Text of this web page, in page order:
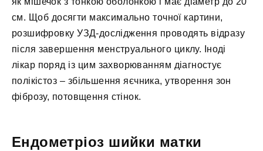
см. Щоб досягти максимально точної картини,
розшифровку УЗД-дослідження проводять відразу
після завершення менструального циклу. Іноді
лікар поряд із цим захворюванням діагностує
полікістоз – збільшення яєчника, утворення зон
фіброзу, потовщення стінок.
Ендометріоз шийки матки